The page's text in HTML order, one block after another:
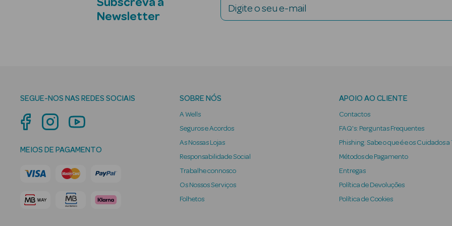
Newsletter
Digite o seu e-mail
SEGUE-NOS NAS REDES SOCIAIS
MEIOS DE PAGAMENTO
SOBRE NÓS
A Wells
Seguros e Acordos
As Nossas Lojas
Responsabilidade Social
Trabalhe connosco
Os Nossos Serviços
Folhetos
APOIO AO CLIENTE
Contactos
FAQ's: Perguntas Frequentes
Phishing: Sabe o que é e os Cuidados a
Métodos de Pagamento
Entregas
Política de Devoluções
Política de Cookies